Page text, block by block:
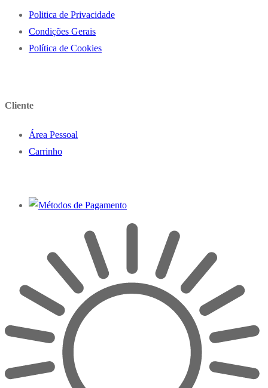
Politica de Privacidade
Condições Gerais
Política de Cookies
Cliente
Área Pessoal
Carrinho